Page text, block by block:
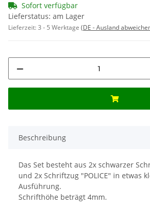
Sofort verfügbar
Lieferstatus: am Lager
Lieferzeit:3 - 5 Werktage (DE - Ausland
Beschreibung
Das Set besteht aus 2x schwarzer
und 2x Schriftzug "POLICE" in etwas
Ausführung.
Schrifthöhe beträgt 4mm.